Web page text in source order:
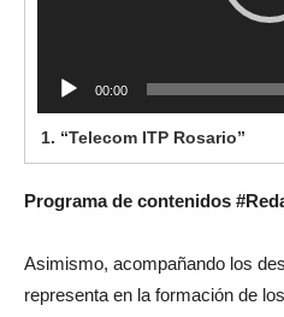
00:00
1. “Telecom ITP Rosario”
Programa de contenidos
Asimismo, acompañando los
representa en la formación de los